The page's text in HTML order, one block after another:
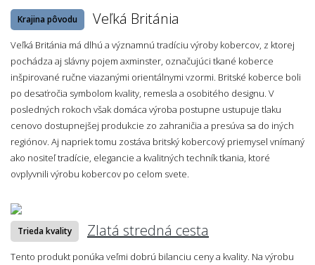
Krajina pôvodu Veľká Británia
Veľká Británia má dlhú a významnú tradíciu výroby kobercov, z ktorej
pochádza aj slávny pojem axminster, označujúci tkané koberce
inšpirované ručne viazanými orientálnymi vzormi. Britské koberce boli
po desaťročia symbolom kvality, remesla a osobitého designu. V
posledných rokoch však domáca výroba postupne ustupuje tlaku
cenovo dostupnejšej produkcie zo zahraničia a presúva sa do iných
regiónov. Aj napriek tomu zostáva britský kobercový priemysel vnímaný
ako nositeľ tradície, elegancie a kvalitných techník tkania, ktoré
ovplyvnili výrobu kobercov po celom svete.
Trieda kvality Zlatá stredná cesta
Tento produkt ponúka veľmi dobrú bilanciu ceny a kvality. Na výrobu